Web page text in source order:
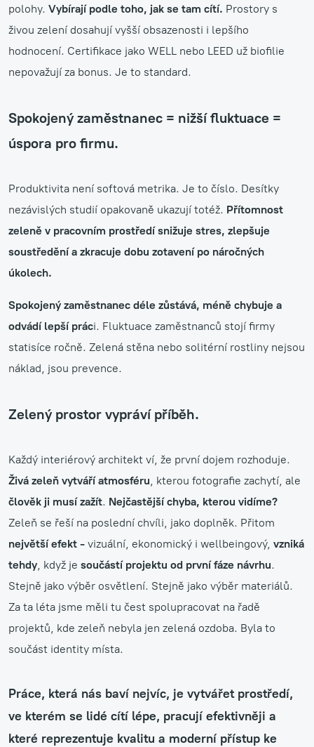
polohy. Vybírají podle toho, jak se tam cítí. Prostory s
živou zelení dosahují vyšší obsazenosti i lepšího
hodnocení. Certifikace jako WELL nebo LEED už biofilie
nepovažují za bonus. Je to standard.
Spokojený zaměstnanec = nižší fluktuace =
úspora pro firmu.
Produktivita není softová metrika. Je to číslo. Desítky
nezávislých studií opakovaně ukazují totéž. Přítomnost
zeleně v pracovním prostředí snižuje stres, zlepšuje
soustředění a zkracuje dobu zotavení po náročných
úkolech.
Spokojený zaměstnanec déle zůstává, méně chybuje a
odvádí lepší práci. Fluktuace zaměstnanců stojí firmy
statisíce ročně. Zelená stěna nebo solitérní rostliny nejsou
náklad, jsou prevence.
Zelený prostor vypráví příběh.
Každý interiérový architekt ví, že první dojem rozhoduje.
Živá zeleň vytváří atmosféru, kterou fotografie zachytí, ale
člověk ji musí zažít. Nejčastější chyba, kterou vidíme?
Zeleň se řeší na poslední chvíli, jako doplněk. Přitom
největší efekt - vizuální, ekonomický i wellbeingový, vzniká
tehdy, když je součástí projektu od první fáze návrhu.
Stejně jako výběr osvětlení. Stejně jako výběr materiálů.
Za ta léta jsme měli tu čest spolupracovat na řadě
projektů, kde zeleň nebyla jen zelená ozdoba. Byla to
součást identity místa.
Práce, která nás baví nejvíc, je vytvářet prostředí,
ve kterém se lidé cítí lépe, pracují efektivněji a
které reprezentuje kvalitu a moderní přístup ke